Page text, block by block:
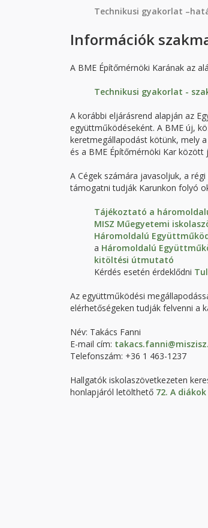
Technikusi gyakorlat
Információk
A BME Építőmérnöki Karának az
Technikusi gyakorlat -
A korábbi eljárásrend alapján az
együttműködéseként. A BME új,
keretmegállapodást kötünk, mely
és a BME Építőmérnöki Kar között
A Cégek számára javasoljuk, a
támogatni tudják Karunkon folyó
Tájékoztató a
MISZ Műegyetemi
Háromoldalú
a Háromoldalú
kitöltési útmutató
Kérdés esetén érdeklődni
Az együttműködési
elérhetőségeken tudják felvenni a
Név: Takács Fanni
E-mail cím:
Telefonszám: +36 1 463-1237
Hallgatók iskolaszövetkezeten
honlapjáról letölthető 72. A